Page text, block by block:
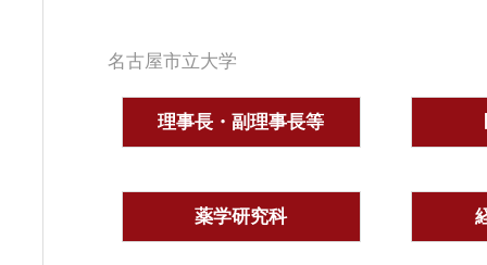
名古屋市立大学
理事長・副理事長等
薬学研究科